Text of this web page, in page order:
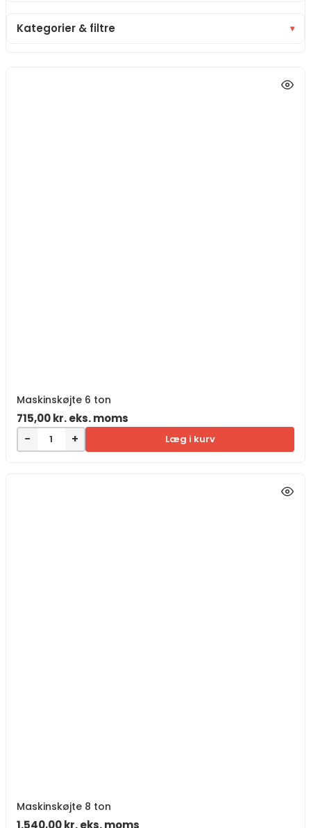
Kategorier & filtre ▾
Maskinskøjte 6 ton
715,00kr.eks. moms
− + Læg i kurv
Maskinskøjte 8 ton
1.540,00kr.eks. moms